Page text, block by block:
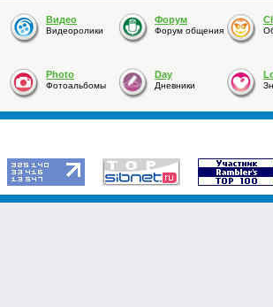
Видео
Видеоролики
Форум
Форум общения
Photo
Фотоальбомы
Day
Дневники